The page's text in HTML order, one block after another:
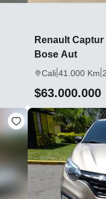
Renault
Bose Aut
Cali|41.000 Km|
$63.000.000